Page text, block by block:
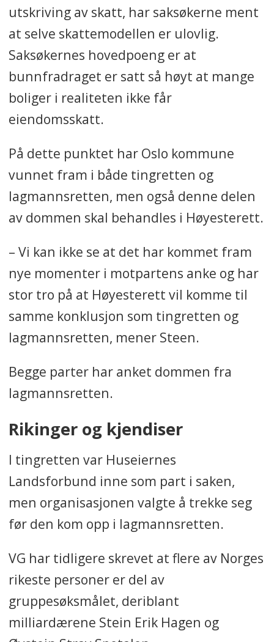
utskriving av skatt, har saksøkerne ment
at selve skattemodellen er ulovlig.
Saksøkernes hovedpoeng er at
bunnfradraget er satt så høyt at mange
boliger i realiteten ikke får
eiendomsskatt.
På dette punktet har Oslo kommune
vunnet fram i både tingretten og
lagmannsretten, men også denne delen
av dommen skal behandles i Høyesterett.
– Vi kan ikke se at det har kommet fram
nye momenter i motpartens anke og har
stor tro på at Høyesterett vil komme til
samme konklusjon som tingretten og
lagmannsretten, mener Steen.
Begge parter har anket dommen fra
lagmannsretten.
Rikinger og kjendiser
I tingretten var Huseiernes
Landsforbund inne som part i saken,
men organisasjonen valgte å trekke seg
før den kom opp i lagmannsretten.
VG har tidligere skrevet at flere av Norges
rikeste personer er del av
gruppesøksmålet, deriblant
milliardærene Stein Erik Hagen og